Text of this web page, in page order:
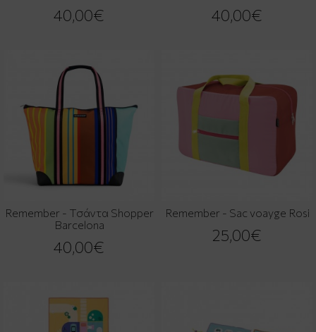
40,00€ 40,00€
Remember - Τσάντα Shopper
Barcelona
40,00€
Remember - Sac voayge Rosi
25,00€